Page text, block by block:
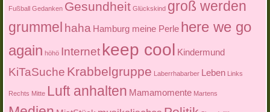
Fußball Gedanken Gesundheit Glückskind groß werden
grummel haha Hamburg meine Perle here we go
again höhö Internet keep cool Kindermund
KiTaSuche Krabbelgruppe Laberrhabarber Leben Links
Rechts Mitte Luft anhalten Mamamomente Martens